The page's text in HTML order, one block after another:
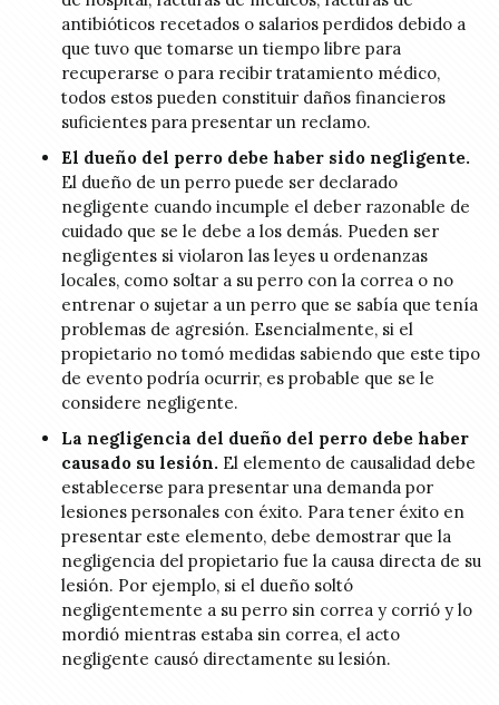
antibióticos recetados o salarios perdidos debido a
que tuvo que tomarse un tiempo libre para
recuperarse o para recibir tratamiento médico,
todos estos pueden constituir daños financieros
suficientes para presentar un reclamo.
El dueño del perro debe haber sido negligente.
El dueño de un perro puede ser declarado
negligente cuando incumple el deber razonable de
cuidado que se le debe a los demás. Pueden ser
negligentes si violaron las leyes u ordenanzas
locales, como soltar a su perro con la correa o no
entrenar o sujetar a un perro que se sabía que tenía
problemas de agresión. Esencialmente, si el
propietario no tomó medidas sabiendo que este tipo
de evento podría ocurrir, es probable que se le
considere negligente.
La negligencia del dueño del perro debe haber
causado su lesión. El elemento de causalidad debe
establecerse para presentar una demanda por
lesiones personales con éxito. Para tener éxito en
presentar este elemento, debe demostrar que la
negligencia del propietario fue la causa directa de su
lesión. Por ejemplo, si el dueño soltó
negligentemente a su perro sin correa y corrió y lo
mordió mientras estaba sin correa, el acto
negligente causó directamente su lesión.